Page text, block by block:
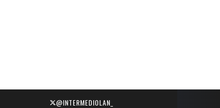
@INTERMEDIOLAN_